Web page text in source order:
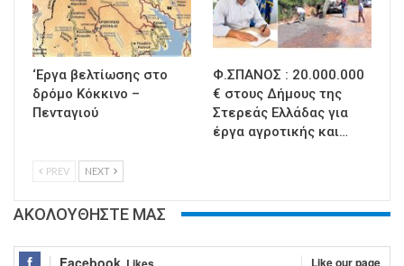
‘Εργα βελτίωσης στο
δρόμο Κόκκινο –
Πενταγιού
Φ.ΣΠΑΝΟΣ : 20.000.000
€ στους Δήμους της
Στερεάς Ελλάδας για
έργα αγροτικής και…
PREV NEXT
ΑΚΟΛΟΥΘΗΣΤΕ ΜΑΣ
Facebook Like our page